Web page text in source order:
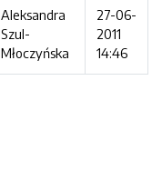
Aleksandra
Szul-
Młoczyńska
27-06-
2011
14:46